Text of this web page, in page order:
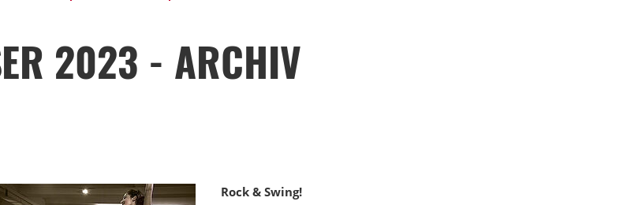
2023 - ARCHIV
Rock & Swing!